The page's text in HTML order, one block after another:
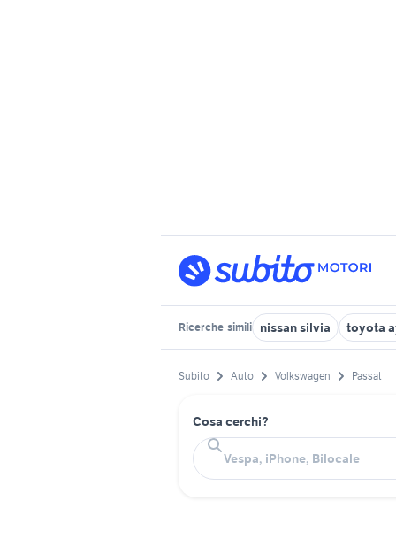
Ricerche simili nissan silvia toyota
Subito Auto Volkswagen Passat
Cosa cerchi?